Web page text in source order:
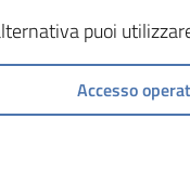
puoi
Accesso